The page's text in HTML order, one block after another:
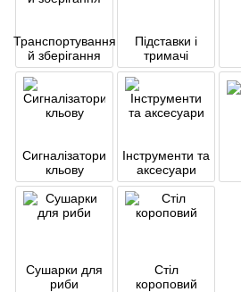
Транспортування
й зберігання
Підставки і
тримачі
Сигналізатори
кльову
Інструменти та
аксесуари
Сушарки для
риби
Стіл
короповий